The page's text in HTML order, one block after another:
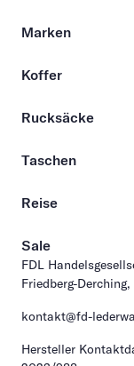
Marken
Koffer
Rucksäcke
Taschen
Reise
Sale
FDL
Friedberg-
kontakt@fd-
Hersteller